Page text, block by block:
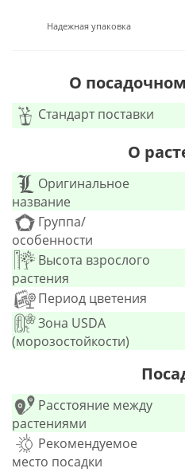
Надежная упаковка
О
Стандарт поставки
О
Оригинальное
название
Группа/
особенности
Высота взрослого
растения
Период цветения
Зона USDA
(морозостойкости)
Расстояние между
растениями
Рекомендуемое
место посадки